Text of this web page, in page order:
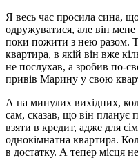
Я весь час просила сина,
одружуватися, але він
поки пожити з нею разом.
квартира, в якій він вже
не послухав, а зробив по-
привів Марину у свою
А на минулих вихідних,
сам, сказав, що він планує
взяти в кредит, адже для
однокімнатна квартира.
в достатку. А тепер місця